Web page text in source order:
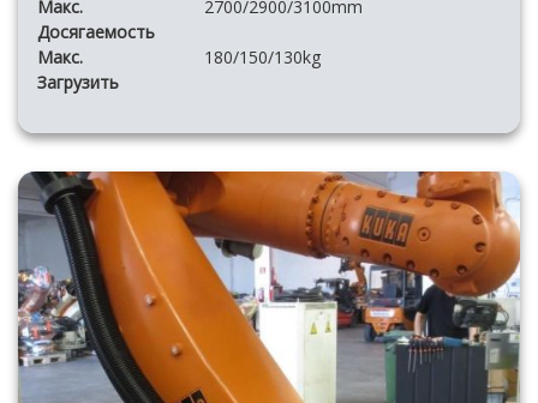
Макс.
Досягаемость
2700/2900/3100mm
Макс.
Загрузить
180/150/130kg